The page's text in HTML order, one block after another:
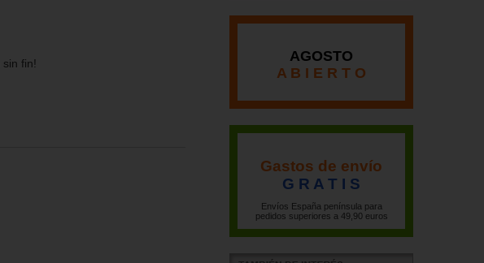
sin fin!
AGOSTO
A B I E R T O
Gastos de envío
G R A T I S
Envíos España península para
pedidos superiores a 49,90 euros